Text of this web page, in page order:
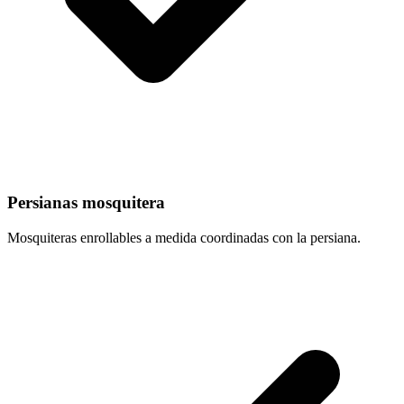
Persianas mosquitera
Mosquiteras enrollables a medida coordinadas con la persiana.